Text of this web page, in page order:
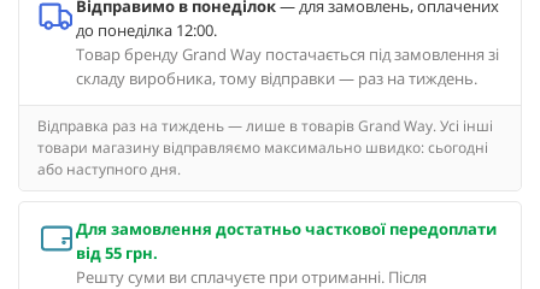
Відправимо в понеділок— для замовлень, оплачених
до понеділка 12:00.
Товар бренду Grand Way постачається під замовлення зі
складу виробника, тому відправки — раз на тиждень.
Відправка раз на тиждень — лише в товарів Grand Way. Усі інші
товари магазину відправляємо максимально швидко: сьогодні
або наступного дня.
Для замовлення достатньо часткової передоплати
від 55 грн.
Решту суми ви сплачуєте при отриманні. Після